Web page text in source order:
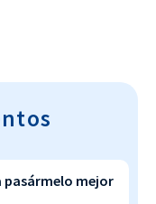
a pasármelo mejor